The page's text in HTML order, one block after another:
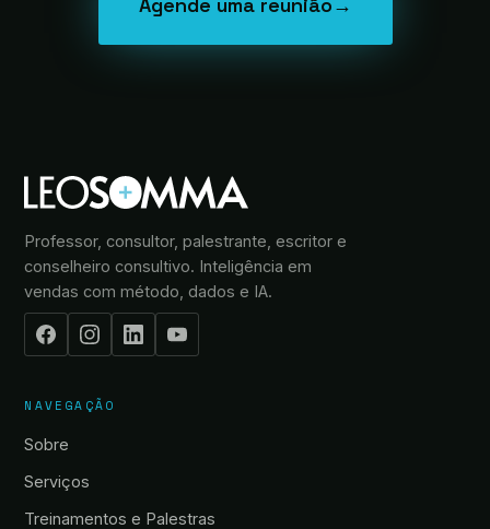
Professor, consultor, palestrante, escritor e
conselheiro consultivo. Inteligência em
vendas com método, dados e IA.
NAVEGAÇÃO
Sobre
Serviços
Treinamentos e Palestras